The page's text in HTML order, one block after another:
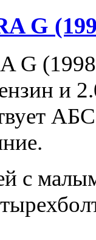
G
G
и
с